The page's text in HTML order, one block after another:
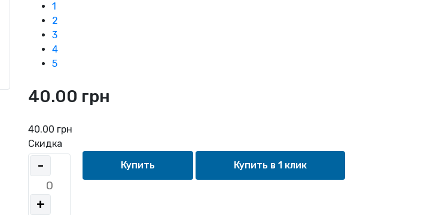
1
2
3
4
5
40.00 грн
40.00 грн
Скидка
-
+
Купить в 1 клик